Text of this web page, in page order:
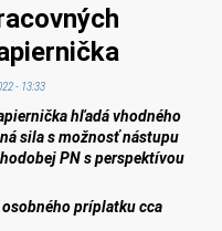
- 13:33
hľadá vhodného
sila s možnosť nástupu
PN s perspektívou
príplatku cca